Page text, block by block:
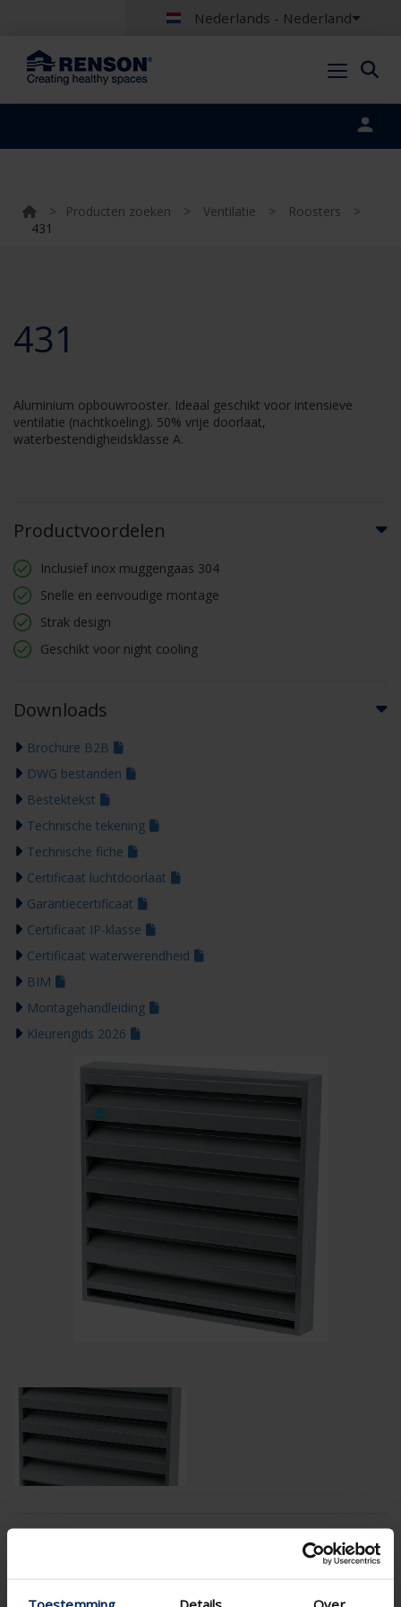
Toestemming Details Over
Nederlands - Nederland
> Producten zoeken > Ventilatie > Roosters
>
431
431
Aluminium opbouwrooster. Ideaal geschikt voor intensieve
ventilatie (nachtkoeling). 50% vrije doorlaat,
waterbestendigheidsklasse A.
Productvoordelen
Inclusief inox muggengaas 304
Snelle en eenvoudige montage
Strak design
Geschikt voor night cooling
Downloads
Brochure B2B
DWG bestanden
Bestektekst
Technische tekening
Technische fiche
Certificaat luchtdoorlaat
Garantiecertificaat
Certificaat IP-klasse
Certificaat waterwerendheid
BIM
Montagehandleiding
Kleurengids 2026
Specificaties op basis van uw berekening